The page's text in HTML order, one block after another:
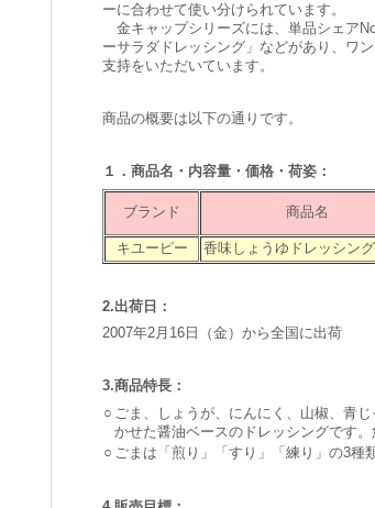
ーに合わせて使い分けられています。
金キャップシリーズには、単品シェア
ーサラダドレッシング」などがあり、ワ
支持をいただいています。
商品の概要は以下の通りです。
１．商品名・内容量・価格・荷姿：
ブランド 商品名
キユーピー 香味しょうゆドレッシング
2.出荷日：
2007年2月16日（金）から全国に出荷
3.商品特長：
○ ごま、しょうが、にんにく、山椒、青
かせた醤油ベースのドレッシングです
○ ごまは「煎り」「すり」「練り」の3種